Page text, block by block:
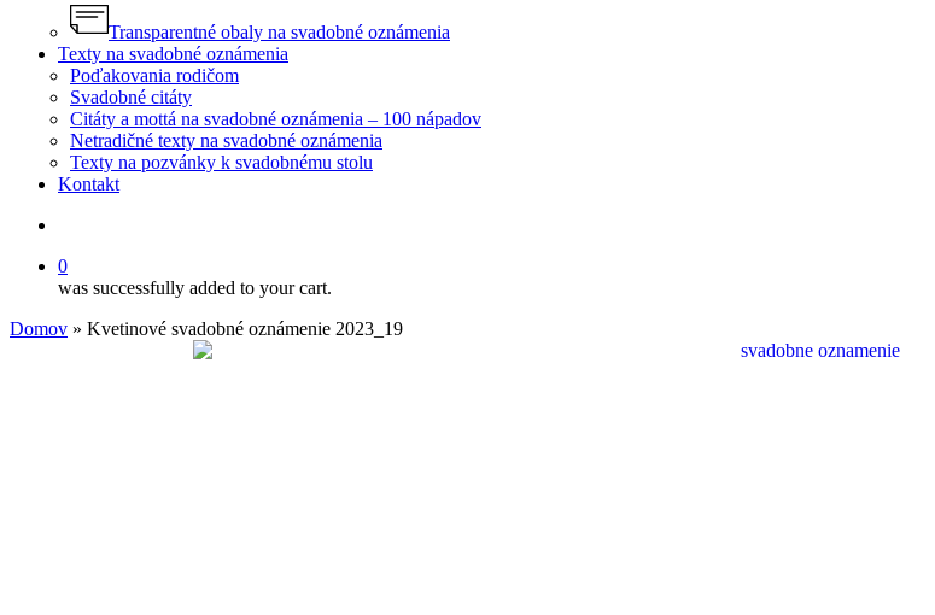
Transparentné obaly na svadobné oznámenia
Texty na svadobné oznámenia
Poďakovania rodičom
Svadobné citáty
Citáty a mottá na svadobné oznámenia – 100 nápadov
Netradičné texty na svadobné oznámenia
Texty na pozvánky k svadobnému stolu
Kontakt
0
was successfully added to your cart.
Domov » Kvetinové svadobné oznámenie 2023_19